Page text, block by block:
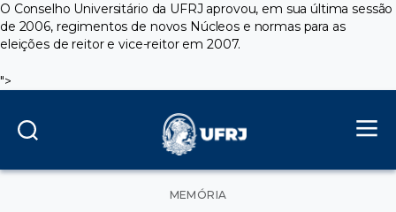
O Conselho Universitário da UFRJ aprovou, em sua última sessão
de 2006, regimentos de novos Núcleos e normas para as
eleições de reitor e vice-reitor em 2007.
">
Categorias
MEMÓRIA